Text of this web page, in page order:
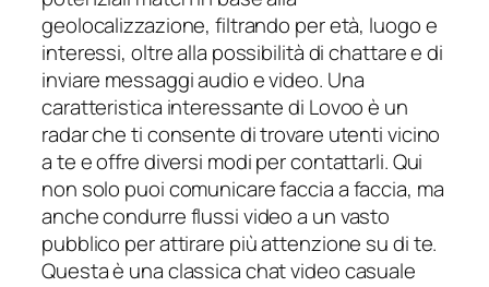
geolocalizzazione, filtrando per età, luogo e
interessi, oltre alla possibilità di chattare e di
inviare messaggi audio e video. Una
caratteristica interessante di Lovoo è un
radar che ti consente di trovare utenti vicino
a te e offre diversi modi per contattarli. Qui
non solo puoi comunicare faccia a faccia, ma
anche condurre flussi video a un vasto
pubblico per attirare più attenzione su di te.
Questa è una classica chat video casuale